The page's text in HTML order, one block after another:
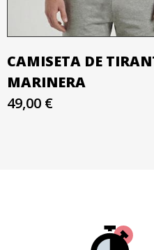
CAMISETA DE
MARINERA
49,00 €